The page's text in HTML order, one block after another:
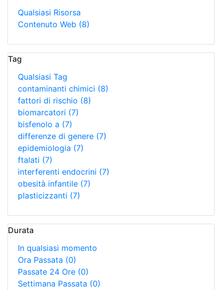
Qualsiasi Risorsa
Contenuto Web (8)
Tag
Qualsiasi Tag
contaminanti chimici (8)
fattori di rischio (8)
biomarcatori (7)
bisfenolo a (7)
differenze di genere (7)
epidemiologia (7)
ftalati (7)
interferenti endocrini (7)
obesità infantile (7)
plasticizzanti (7)
Durata
In qualsiasi momento
Ora Passata (0)
Passate 24 Ore (0)
Settimana Passata (0)